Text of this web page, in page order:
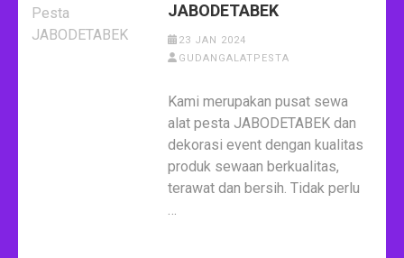
JABODETABEK
23 JAN 2024
GUDANGALATPESTA
Kami merupakan pusat sewa
alat pesta JABODETABEK dan
dekorasi event dengan kualitas
produk sewaan berkualitas,
terawat dan bersih. Tidak perlu